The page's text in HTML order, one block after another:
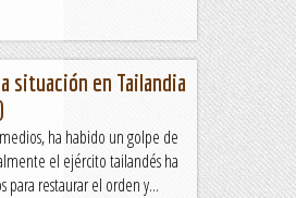
situación en Tailandia
ha habido un golpe de
el ejército tailandés ha
restaurar el orden y...